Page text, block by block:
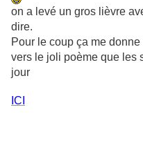
on a levé un gros lièvre
dire.
Pour le coup ça me
vers le joli poème que les
jour
ICI